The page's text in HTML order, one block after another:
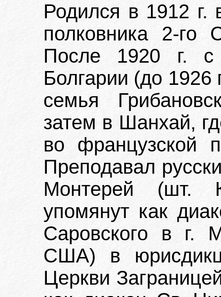
Родился в 1912 г.
полковника 2-го
После 1920 г.
Болгарии (до 1926
семья
затем в Шанхай,
во
Преподавал
Монтерей (шт.
упомянут как
Саровского в г.
США) в
Церкви